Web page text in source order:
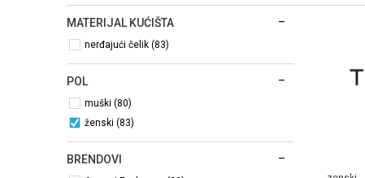
MATERIJAL KUĆIŠTA
nerđajući čelik (83)
POL
muški (80)
ženski (83)
BRENDOVI